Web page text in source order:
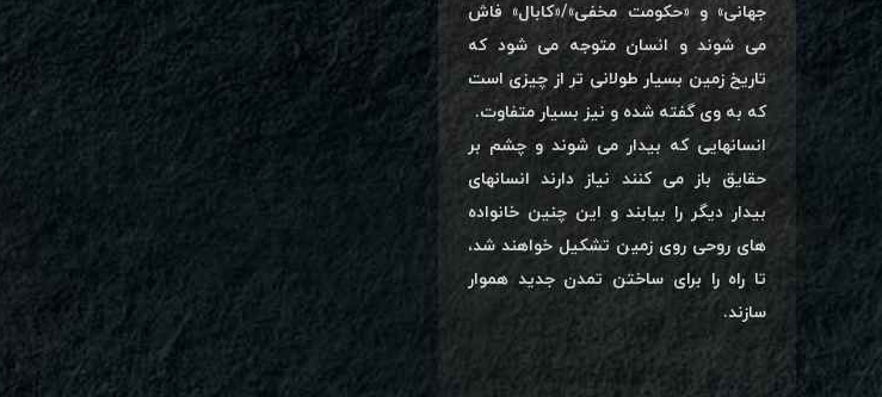
جهانی» و «حکومت مخفی»/«کابال» فاش
می شوند و انسان متوجه می شود که
تاریخ زمین بسیار طولانی تر از چیزی است
که به وی گفته شده و نیز بسیار متفاوت.
انسانهایی که بیدار می شوند و چشم بر
حقایق باز می کنند نیاز دارند انسانهای
بیدار دیگر را بیابند و این چنین خانواده
های روحی روی زمین تشکیل خواهند شد،
تا راه را برای ساختن تمدن جدید هموار
سازند.